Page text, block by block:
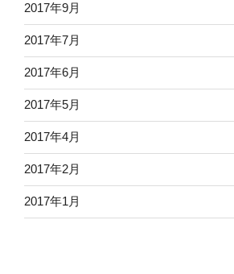
2017年9月
2017年7月
2017年6月
2017年5月
2017年4月
2017年2月
2017年1月